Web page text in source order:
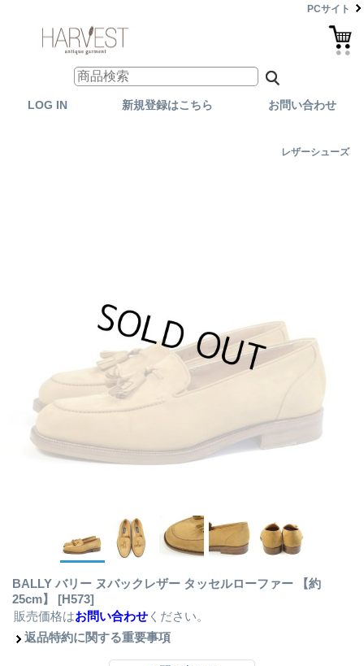
PCサイト
LOG IN 新規登録はこちら お問い合わせ
レザーシューズ
BALLY バリー ヌバックレザー タッセルローファー 【約
25cm】 [H573]
販売価格はお問い合わせ ください。
返品特約に関する重要事項